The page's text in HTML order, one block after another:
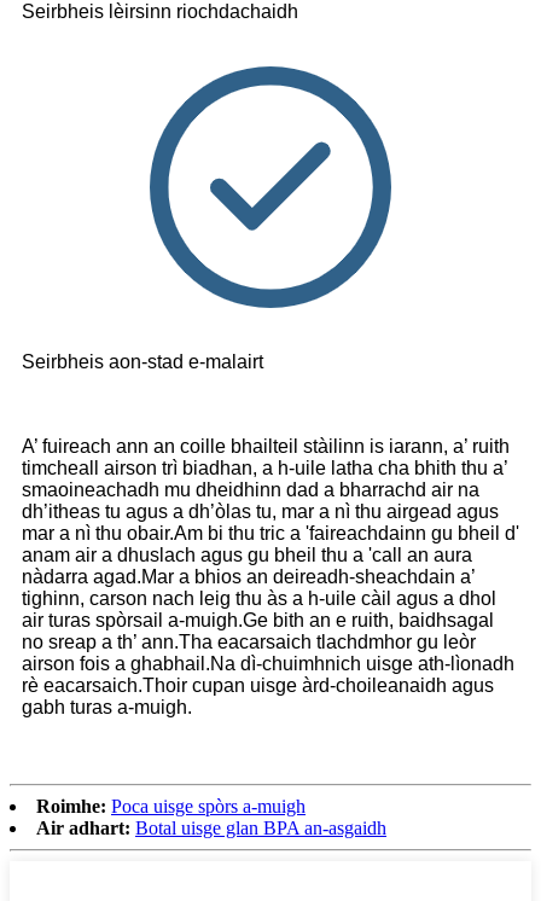
Seirbheis lèirsinn riochdachaidh
Seirbheis aon-stad e-malairt
A’ fuireach ann an coille bhailteil stàilinn is iarann, a’ ruith
timcheall airson trì biadhan, a h-uile latha cha bhith thu a’
smaoineachadh mu dheidhinn dad a bharrachd air na
dh’itheas tu agus a dh’òlas tu, mar a nì thu airgead agus
mar a nì thu obair.Am bi thu tric a 'faireachdainn gu bheil d'
anam air a dhuslach agus gu bheil thu a 'call an aura
nàdarra agad.Mar a bhios an deireadh-sheachdain a’
tighinn, carson nach leig thu às a h-uile càil agus a dhol
air turas spòrsail a-muigh.Ge bith an e ruith, baidhsagal
no sreap a th’ ann.Tha eacarsaich tlachdmhor gu leòr
airson fois a ghabhail.Na dì-chuimhnich uisge ath-lìonadh
rè eacarsaich.Thoir cupan uisge àrd-choileanaidh agus
gabh turas a-muigh.
Roimhe: Poca uisge spòrs a-muigh
Air adhart: Botal uisge glan BPA an-asgaidh